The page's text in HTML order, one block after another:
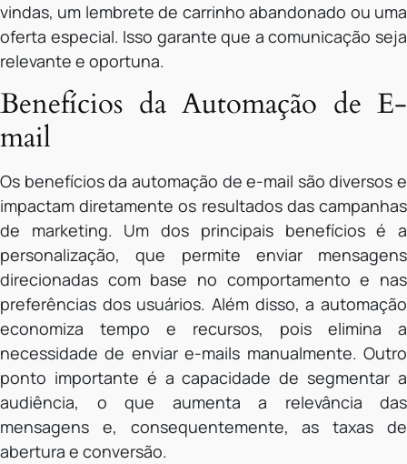
vindas, um lembrete de carrinho abandonado ou uma
oferta especial. Isso garante que a comunicação seja
relevante e oportuna.
Benefícios da Automação de E-
mail
Os benefícios da automação de e-mail são diversos e
impactam diretamente os resultados das campanhas
de marketing. Um dos principais benefícios é a
personalização, que permite enviar mensagens
direcionadas com base no comportamento e nas
preferências dos usuários. Além disso, a automação
economiza tempo e recursos, pois elimina a
necessidade de enviar e-mails manualmente. Outro
ponto importante é a capacidade de segmentar a
audiência, o que aumenta a relevância das
mensagens e, consequentemente, as taxas de
abertura e conversão.